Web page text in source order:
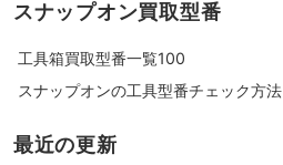
スナップオン買取型番
工具箱買取型番一覧100
スナップオンの工具型番チェック方法
最近の更新